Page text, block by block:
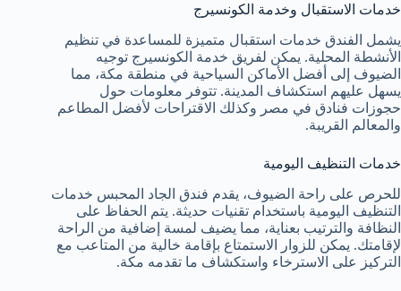
خدمات الاستقبال وخدمة الكونسيرج
يشمل الفندق خدمات استقبال متميزة للمساعدة في تنظيم
الأنشطة المحلية. يمكن لفريق خدمة الكونسيرج توجيه
الضيوف إلى أفضل الأماكن السياحية في منطقة مكة، مما
يسهل عليهم استكشاف المدينة. تتوفر معلومات حول
حجوزات فنادق في مصر وكذلك الاقتراحات لأفضل المطاعم
والمعالم القريبة.
خدمات التنظيف اليومية
للحرص على راحة الضيوف، يقدم فندق الجاد المحبس خدمات
التنظيف اليومية باستخدام تقنيات حديثة. يتم الحفاظ على
النظافة والترتيب بعناية، مما يضيف لمسة إضافية من الراحة
لإقامتك. يمكن للزوار الاستمتاع بإقامة خالية من المتاعب مع
التركيز على الاسترخاء واستكشاف ما تقدمه مكة.